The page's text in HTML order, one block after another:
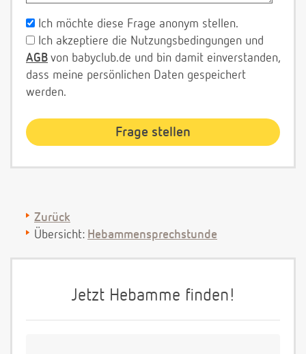
Ich möchte diese Frage anonym stellen.
Ich akzeptiere die Nutzungsbedingungen und
AGB von babyclub.de und bin damit einverstanden,
dass meine persönlichen Daten gespeichert
werden.
Zurück
Übersicht: Hebammensprechstunde
Jetzt Hebamme finden!